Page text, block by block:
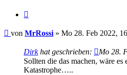
Beitrag
von MrRossi » Mo 28. Feb 2022,
Dirkhat geschrieben:
Mo 28.
Sollten die das machen, wäre es
Katastrophe…..